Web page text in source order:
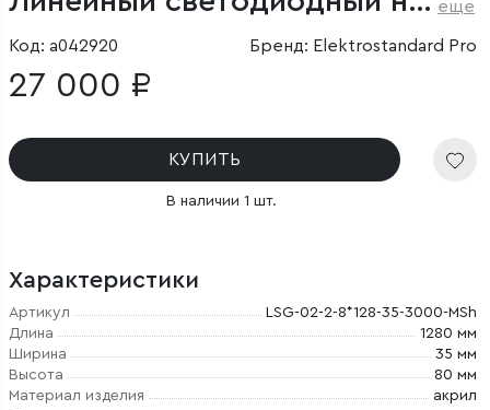
еще
Код: a042920 Бренд: Elektrostandard Pro
27 000 ₽
КУПИТЬ
В наличии 1 шт.
Характеристики
Артикул
LSG-02-2-8*128-35-3000-MSh
Длина
1280 мм
Ширина
35 мм
Высота
80 мм
Материал изделия
акрил